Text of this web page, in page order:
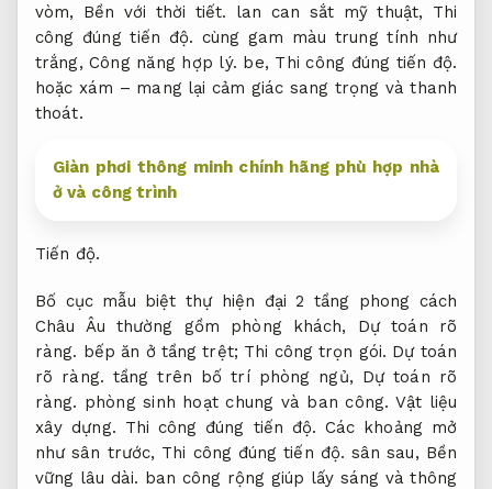
vòm, Bền với thời tiết. lan can sắt mỹ thuật, Thi
công đúng tiến độ. cùng gam màu trung tính như
trắng,Công năng hợp lý. be, Thi công đúng tiến độ.
hoặc xám – mang lại cảm giác sang trọng và thanh
thoát.
Giàn phơi thông minh chính hãng phù hợp nhà
ở và công trình
Tiến độ.
Bố cục mẫu biệt thự hiện đại 2 tầng phong cách
Châu Âu thường gồm phòng khách, Dự toán rõ
ràng. bếp ăn ở tầng trệt; Thi công trọn gói. Dự toán
rõ ràng. tầng trên bố trí phòng ngủ, Dự toán rõ
ràng. phòng sinh hoạt chung và ban công. Vật liệu
xây dựng. Thi công đúng tiến độ. Các khoảng mở
như sân trước, Thi công đúng tiến độ. sân sau, Bền
vững lâu dài. ban công rộng giúp lấy sáng và thông